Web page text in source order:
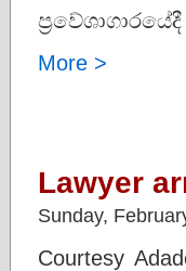
More >
Lawyer
Sunday,
Courtesy